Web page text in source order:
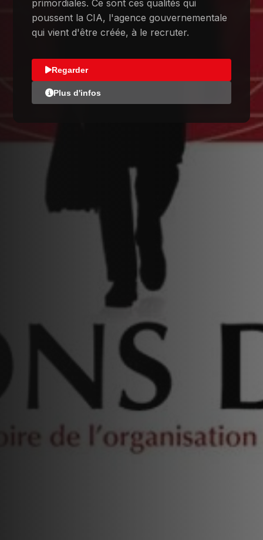
primordiales. Ce sont ces qualités qui
poussent la CIA, l'agence gouvernementale
qui vient d'être créée, à le recruter.
Regarder
Plus d'infos